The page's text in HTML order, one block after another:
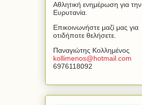
Αθλητική ενημέρωση για την
Ευρυτανία.
Επικοινωνήστε μαζί μας για
οτιδήποτε θελήσετε.
Παναγιώτης Κολλημένος
kollimenos@hotmail com
6976118092